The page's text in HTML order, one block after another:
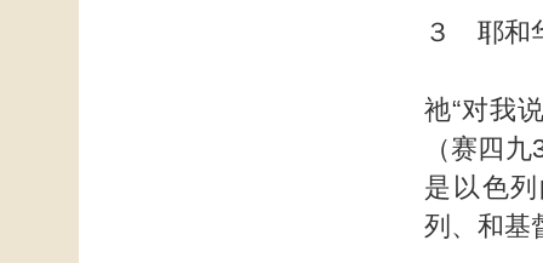
３ 耶和
祂“对我
（赛四
是以色
列、和基